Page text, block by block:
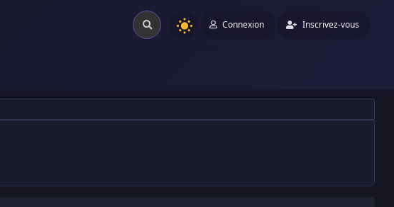
Connexion Inscrivez-vous